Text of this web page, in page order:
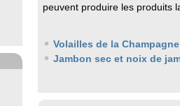
peuvent produire les produits
Volailles de la Champagne
Jambon sec et noix de